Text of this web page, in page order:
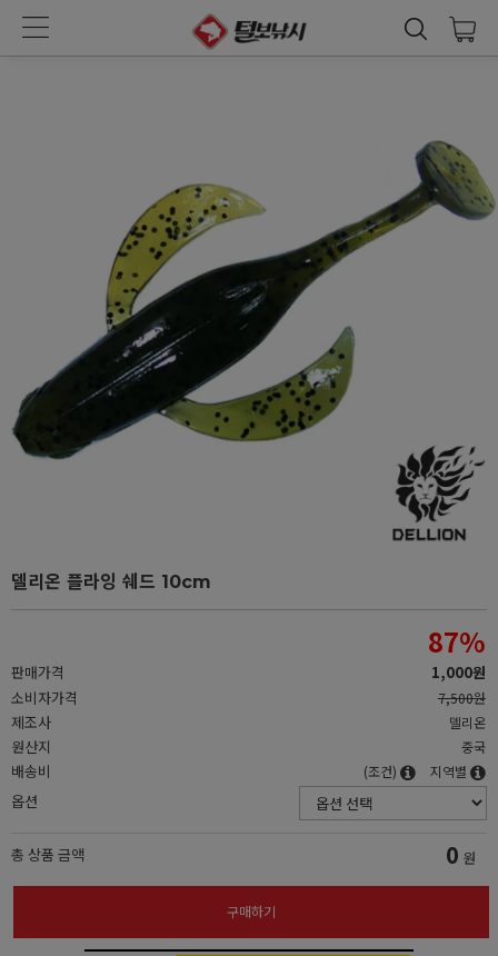
델리온 플라잉 쉐드 10cm
판매가격
87%
1,000원
소비자가격
7,500원
제조사 델리온
원산지 중국
배송비 (조건) 지역별
옵션
총 상품 금액 0 원
구매하기